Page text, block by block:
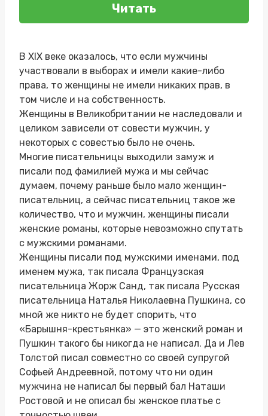
Читать
В XlX веке оказалось, что если мужчины
участвовали в выборах и имели какие-либо
права, то женщины не имели никаких прав, в
том числе и на собственность.
Женщины в Великобритании не наследовали и
целиком зависели от совести мужчин, у
некоторых с совестью было не очень.
Многие писательницы выходили замуж и
писали под фамилией мужа и мы сейчас
думаем, почему раньше было мало женщин-
писательниц, а сейчас писательниц такое же
количество, что и мужчин, женщины писали
женские романы, которые невозможно спутать
с мужскими романами.
Женщины писали под мужскими именами, под
именем мужа, так писала Французская
писательница Жорж Санд, так писала Русская
писательница Наталья Николаевна Пушкина, со
мной же никто не будет спорить, что
«Барышня-крестьянка» — это женский роман и
Пушкин такого бы никогда не написал. Да и Лев
Толстой писал совместно со своей супругой
Софьей Андреевной, потому что ни один
мужчина не написал бы первый бал Наташи
Ростовой и не описал бы женское платье с